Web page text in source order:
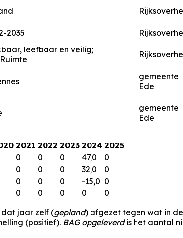
2035
leefbaar en veilig;
gemeente
Ede
gemeente
Ede
2021 2022 2023 2024 2025
0 0 0 47,0
0
0 0 0 32,0
0
0 0 0 -15,0 0
0 0 0 0
0
dat jaar zelf (gepland) afgezet tegen wat in
(positief). BAG opgeleverdis het aantal